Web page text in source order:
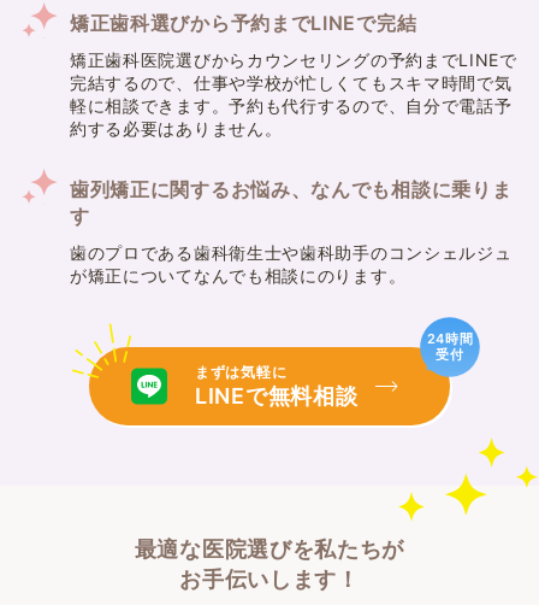
矯正歯科選びから予約までLINEで完結
矯正歯科医院選びからカウンセリングの予約までLINEで
完結するので、仕事や学校が忙しくてもスキマ時間で気
軽に相談できます。予約も代行するので、自分で電話予
約する必要はありません。
歯列矯正に関するお悩み、なんでも相談に乗りま
す
歯のプロである歯科衛生士や歯科助手のコンシェルジュ
が矯正についてなんでも相談にのります。
まずは気軽に
LINEで無料相談
24時間
受付
最適な医院選びを私たちが
お手伝いします！